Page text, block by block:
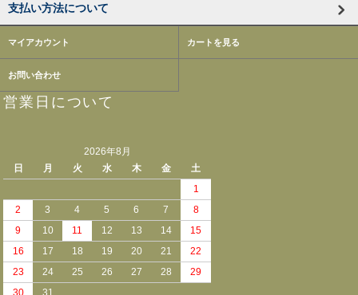
支払い方法について
マイアカウント カートを見る
お問い合わせ
営業日について
2026年8月
日
月 火 水 木 金
土
1
2
3 4 5 6 7
8
9
10 11 12 13 14
15
16
17 18 19 20 21
22
23
24 25 26 27 28
29
30
31